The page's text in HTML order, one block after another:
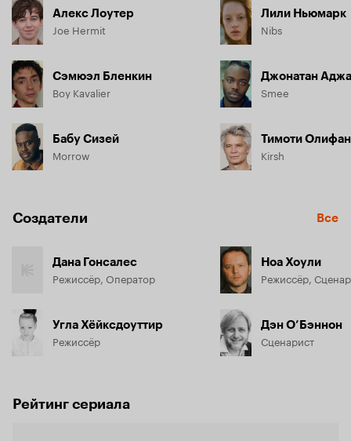
Алекс Лоутер
Joe Hermit
Сэмюэл Бленкин
Boy Kavalier
Бабу Сизей
Morrow
Лили Ньюмарк
Nibs
Джонатан
Smee
Тимоти
Kirsh
Создатели Все
Дана Гонсалес
Режиссёр, Оператор
Угла Хёйксдоуттир
Режиссёр
Ноа Хоули
Режиссёр,
Дэн О’Бэннон
Сценарист
Рейтинг сериала